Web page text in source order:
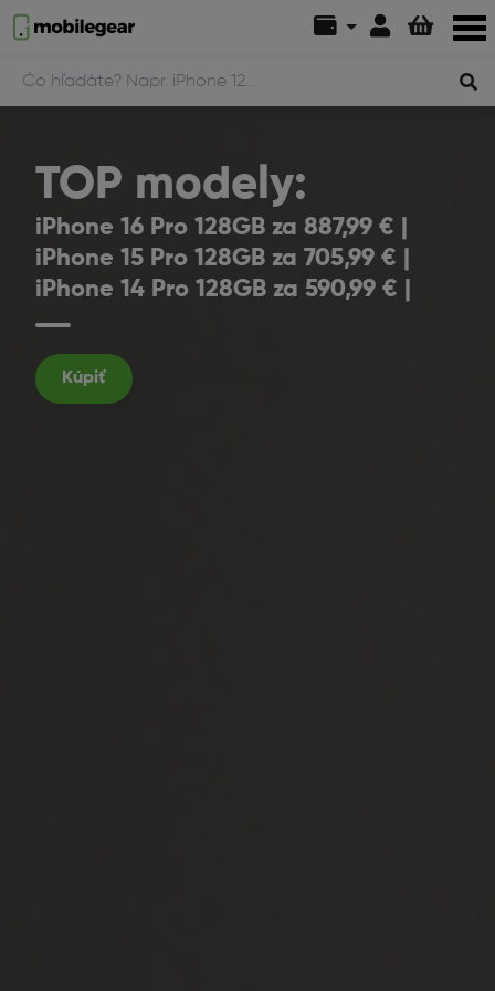
TOP modely:
iPhone 16 Pro 128GB za 887,99 € |
iPhone 15 Pro 128GB za 705,99 € |
iPhone 14 Pro 128GB za 590,99 € |
Kúpiť